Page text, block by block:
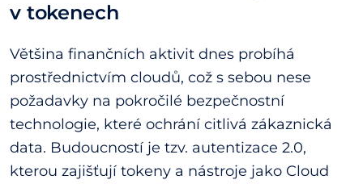
v tokenech
Většina finančních aktivit dnes probíhá
prostřednictvím cloudů, což s sebou nese
požadavky na pokročilé bezpečnostní
technologie, které ochrání citlivá zákaznická
data. Budoucností je tzv. autentizace 2.0,
kterou zajišťují tokeny a nástroje jako Cloud